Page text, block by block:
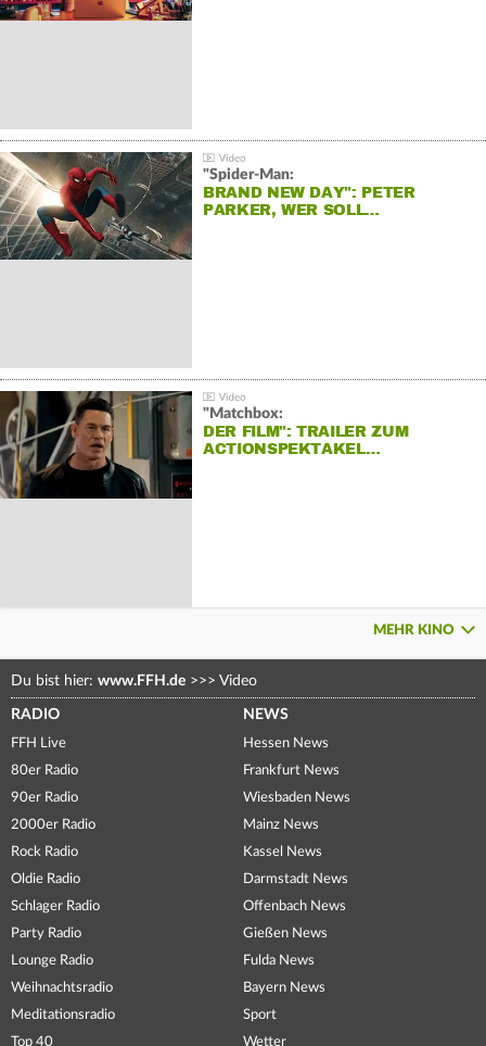
"Spider-Man:
BRAND NEW DAY": PETER
PARKER, WER SOLL…
"Matchbox:
DER FILM": TRAILER ZUM
ACTIONSPEKTAKEL…
MEHR KINO
Du bist hier: www.FFH.de >>> Video
RADIO
FFH Live
80er Radio
90er Radio
2000er Radio
Rock Radio
Oldie Radio
Schlager Radio
Party Radio
Lounge Radio
Weihnachtsradio
Meditationsradio
Top 40
NEWS
Hessen News
Frankfurt News
Wiesbaden News
Mainz News
Kassel News
Darmstadt News
Offenbach News
Gießen News
Fulda News
Bayern News
Sport
Wetter